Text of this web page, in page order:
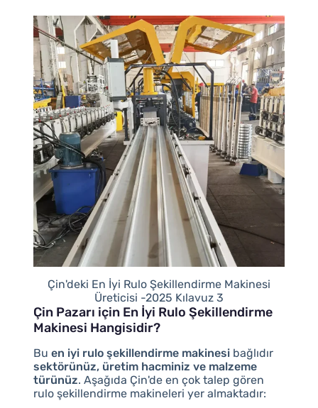
Çin'deki En İyi Rulo Şekillendirme Makinesi
Üreticisi -2025 Kılavuz 3
Çin Pazarı için En İyi Rulo Şekillendirme
Makinesi Hangisidir?
Bu en iyi rulo şekillendirme makinesibağlıdır
sektörünüz, üretim hacminiz ve malzeme
türünüz. Aşağıda Çin'de en çok talep gören
rulo şekillendirme makineleri yer almaktadır: